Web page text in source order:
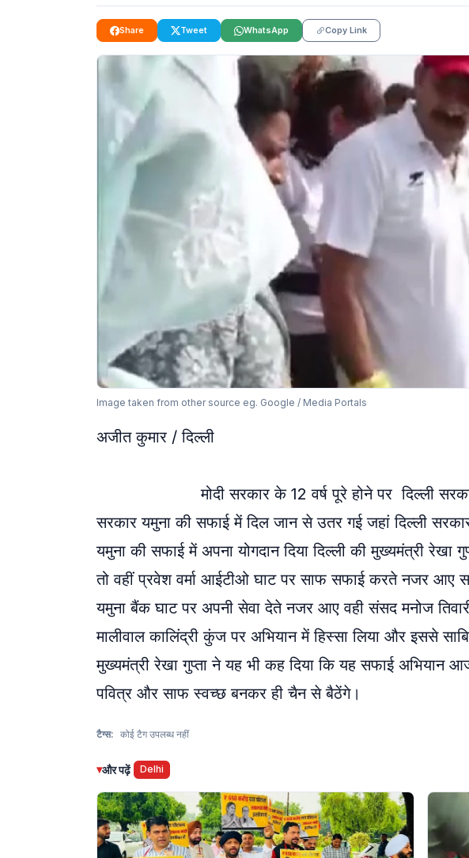
Share Tweet WhatsApp Copy Link
Image taken from other source eg. Google / Media Portals
अजीत कुमार / दिल्ली
मोदी सरकार के 12 वर्ष पूरे होने पर दिल्ली सरकार
सरकार यमुना की सफाई में दिल जान से उतर गई जहां दिल्ली
यमुना की सफाई में अपना योगदान दिया दिल्ली की मुख्यमंत्री रेखा
तो वहीं प्रवेश वर्मा आईटीओ घाट पर साफ सफाई करते नजर आए
यमुना बैंक घाट पर अपनी सेवा देते नजर आए वही संसद मनोज
मालीवाल कालिंद्री कुंज पर अभियान में हिस्सा लिया और इससे
मुख्यमंत्री रेखा गुप्ता ने यह भी कह दिया कि यह सफाई अभियान
पवित्र और साफ स्वच्छ बनकर ही चैन से बैठेंगे।
टैग्स: कोई टैग उपलब्ध नहीं
▾और पढ़ें Delhi